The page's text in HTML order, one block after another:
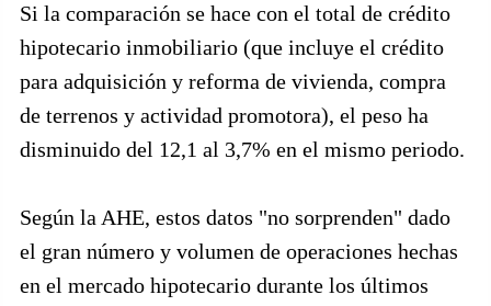
Si la comparación se hace con el total de crédito
hipotecario inmobiliario (que incluye el crédito
para adquisición y reforma de vivienda, compra
de terrenos y actividad promotora), el peso ha
disminuido del 12,1 al 3,7% en el mismo periodo.
Según la AHE, estos datos "no sorprenden" dado
el gran número y volumen de operaciones hechas
en el mercado hipotecario durante los últimos